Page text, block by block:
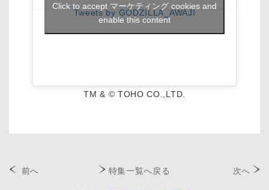
Tweets by GODZILLA_AWAJI
Click to accept マーケティング cookies and
enable this content
TM & © TOHO CO.,LTD.
前へ 特集一覧へ戻る 次へ